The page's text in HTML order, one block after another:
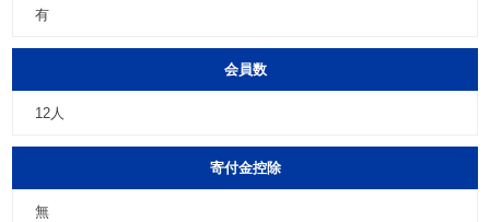
有
会員数
12人
寄付金控除
無